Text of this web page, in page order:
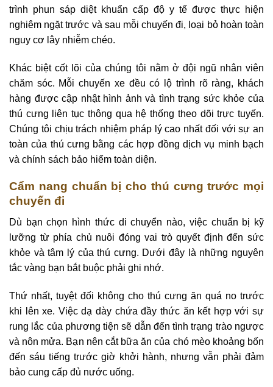
trình phun sáp diệt khuẩn cấp độ y tế được thực hiện
nghiêm ngặt trước và sau mỗi chuyến đi, loại bỏ hoàn toàn
nguy cơ lây nhiễm chéo.
Khác biệt cốt lõi của chúng tôi nằm ở đội ngũ nhân viên
chăm sóc. Mỗi chuyến xe đều có lộ trình rõ ràng, khách
hàng được cập nhật hình ảnh và tình trạng sức khỏe của
thú cưng liên tục thông qua hệ thống theo dõi trực tuyến.
Chúng tôi chịu trách nhiệm pháp lý cao nhất đối với sự an
toàn của thú cưng bằng các hợp đồng dịch vụ minh bạch
và chính sách bảo hiểm toàn diện.
Cẩm nang chuẩn bị cho thú cưng trước mọi
chuyến đi
Dù bạn chọn hình thức di chuyển nào, việc chuẩn bị kỹ
lưỡng từ phía chủ nuôi đóng vai trò quyết định đến sức
khỏe và tâm lý của thú cưng. Dưới đây là những nguyên
tắc vàng bạn bắt buộc phải ghi nhớ.
Thứ nhất, tuyệt đối không cho thú cưng ăn quá no trước
khi lên xe. Việc dạ dày chứa đầy thức ăn kết hợp với sự
rung lắc của phương tiện sẽ dẫn đến tình trạng trào ngược
và nôn mửa. Bạn nên cắt bữa ăn của chó mèo khoảng bốn
đến sáu tiếng trước giờ khởi hành, nhưng vẫn phải đảm
bảo cung cấp đủ nước uống.